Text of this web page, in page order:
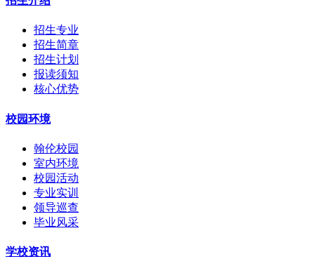
招生专业
招生简章
招生计划
报读须知
核心优势
校园环境
翰伦校园
室内环境
校园活动
专业实训
领导巡查
毕业风采
学校资讯